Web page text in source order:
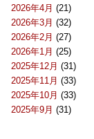
2026年4月 (21)
2026年3月 (32)
2026年2月 (27)
2026年1月 (25)
2025年12月 (31)
2025年11月 (33)
2025年10月 (33)
2025年9月 (31)